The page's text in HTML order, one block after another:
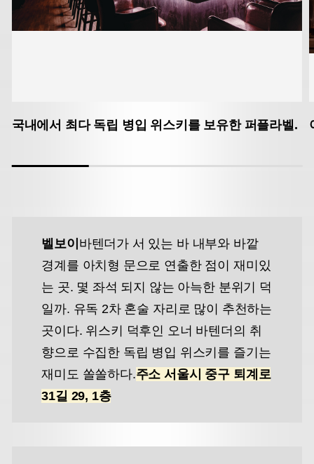
국내에서 최다 독립 병입 위스키를 보유한 퍼플라벨.
벨보이 바텐더가 서 있는 바 내부와 바깥
경계를 아치형 문으로 연출한 점이 재미있
는 곳. 몇 좌석 되지 않는 아늑한 분위기 덕
일까. 유독 2차 혼술 자리로 많이 추천하는
곳이다. 위스키 덕후인 오너 바텐더의 취
향으로 수집한 독립 병입 위스키를 즐기는
재미도 쏠쏠하다.주소 서울시 중구 퇴계로
31길 29, 1층